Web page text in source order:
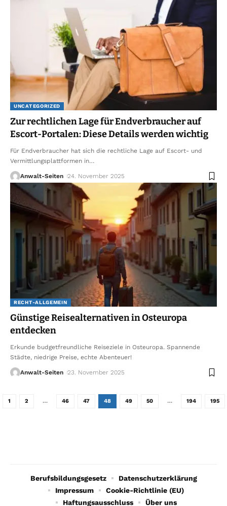
UNCATEGORIZED
Zur rechtlichen Lage für Endverbraucher auf
Escort-Portalen: Diese Details werden wichtig
Für Endverbraucher hat sich die rechtliche Lage auf Escort- und
Vermittlungsplattformen in…
Anwalt-Seiten 24. November 2025
RECHT-ALLGEMEIN
Günstige Reisealternativen in Osteuropa
entdecken
Erkunde budgetfreundliche Reiseziele in Osteuropa. Spannende
Städte, niedrige Preise, echte Abenteuer!
Anwalt-Seiten 23. November 2025
1 2 … 46 47 48 49 50 … 194 195
Berufsbildungsgesetz
Datenschutzerklärung
Impressum
Cookie-Richtlinie (EU)
Haftungsausschluss
Über uns